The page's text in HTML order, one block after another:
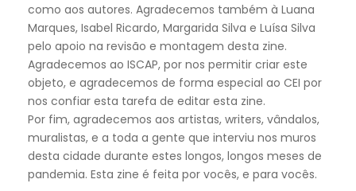
como aos autores. Agradecemos também à Luana
Marques, Isabel Ricardo, Margarida Silva e Luísa Silva
pelo apoio na revisão e montagem desta zine.
Agradecemos ao ISCAP, por nos permitir criar este
objeto, e agradecemos de forma especial ao CEI por
nos confiar esta tarefa de editar esta zine.
Por fim, agradecemos aos artistas, writers, vândalos,
muralistas, e a toda a gente que interviu nos muros
desta cidade durante estes longos, longos meses de
pandemia. Esta zine é feita por vocês, e para vocês.